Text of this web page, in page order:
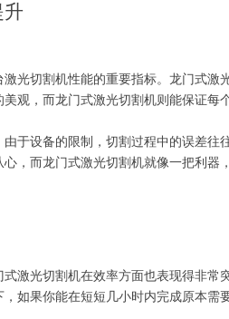
升
光切割机性能的重要指标。龙门式激
观，而龙门式激光切割机则能保证每
于设备的限制，切割过程中的误差
，而龙门式激光切割机就像一把利器
式激光切割机在效率方面也表现得非
，如果你能在短短几小时内完成原本需